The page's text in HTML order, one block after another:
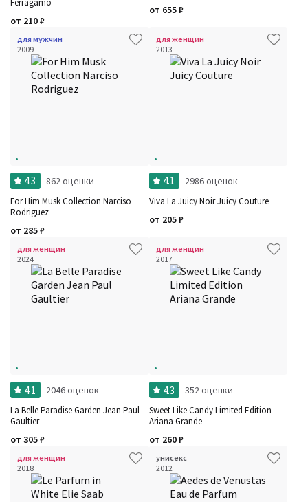
Ferragamo
от 210₽
от 655₽
для мужчин
2009
4.3 862 оценки
For Him Musk Collection Narciso
Rodriguez
от 285₽
для женщин
2013
4.1 2986 оценок
Viva La Juicy Noir Juicy Couture
от 205₽
для женщин
2024
4.1 2046 оценок
La Belle Paradise Garden Jean Paul
Gaultier
от 305₽
для женщин
2017
4.3 352 оценки
Sweet Like Candy Limited Edition
Ariana Grande
от 260₽
для женщин
2018
унисекс
2012